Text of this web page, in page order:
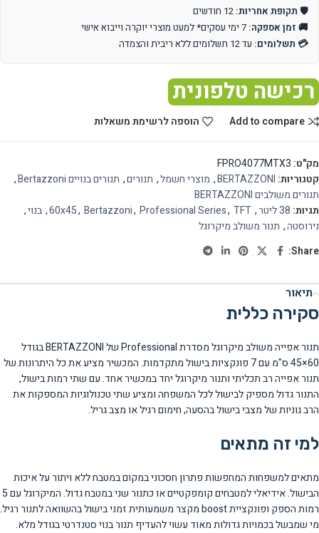
🛡️ תקופת אחריות:
🚚 זמן אספקה:
💳 תשלומים: עד 12 תשלומים ללא ריבית והצמדה
רכישה טלפונית
Add to compare הוספה לרשימת משאלות
מק"ט: FPRO4077MTX3
קטגוריות: BERTAZZONI
, מוצרי חשמל, תנורים, תנורים בנויים Bertazzoni
,
תנורים משולבים BERTAZZONI
תגיות: 38 ליטר ,
60x45, Bertazzoni, Professional Series, TFT
, בנוי,
נירוסטה, תנור משולב מיקרוגל
Share:
תיאור
סקירה כללית
תנור אפייה משולב מיקרוגל מסדרת Professional של BERTAZZONI בגודל
60×45 ס"מ עם 7 פונקציות בישול מתקדמות. המכשיר מציע את כל היתרונות של
תנור אפייה רב תכליתי ותנור מיקרוגל יחד במכשיר אחד. עם שתי רמות בישול,
התנור גדול מספיק לבישול לכל המשפחה ומציע שתי טכנולוגיות המספקות את
הרב גוניות של מצבי בישול בהסעה, חימום רגיל או מצב גריל.
למי זה מתאים
מתאים למשפחות המחפשות פתרון חסכוני במקום במטבח ללא ויתור על איכות
הבישול. אידיאלי למטבחים קומפקטיים או כתנור שני במטבח גדול. המיקרוגל עם 5
רמות הספק ופונקציית boost מקצר משמעותית זמני בישול בהשוואה לתנור רגיל.
מי שמבשל בכמויות גדולות מאוד עשוי להעדיף תנור בנוי סטנדרטי בגודל מלא.